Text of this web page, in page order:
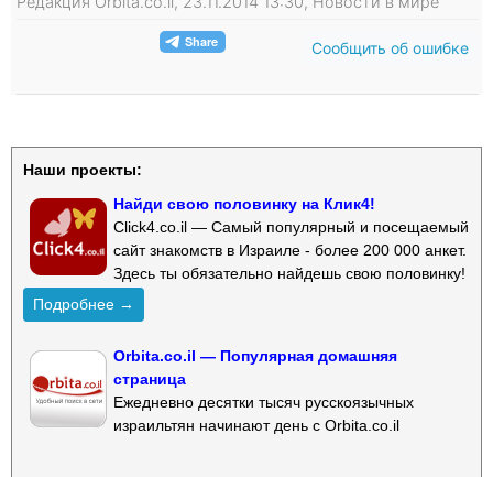
Сообщить об ошибке
Наши проекты:
Найди свою половинку на Клик4!
Click4.co.il — Самый популярный и посещаемый
сайт знакомств в Израиле - более 200 000 анкет.
Здесь ты обязательно найдешь свою половинку!
Подробнее →
Orbita.co.il — Популярная домашняя
страница
Ежедневно десятки тысяч русскоязычных
израильтян начинают день с Orbita.co.il